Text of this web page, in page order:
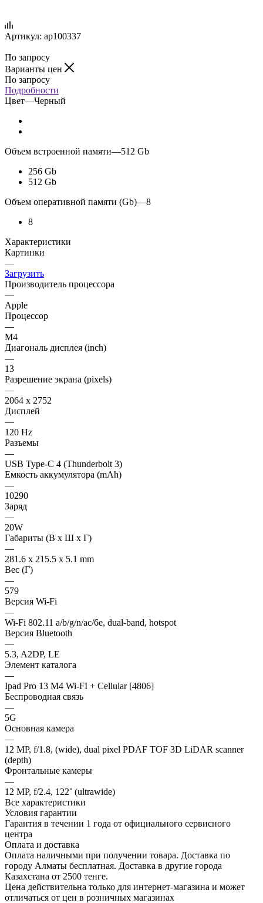
Артикул: ap100337
По запросу
Варианты цен
По запросу
Подробности
Цвет—Черный
Объем встроенной памяти—512 Gb
256 Gb
512 Gb
Объем оперативной памяти (Gb)—8
8
Характеристики
Картинки
—
Загрузить
Производитель процессора
—
Apple
Процессор
—
M4
Диагональ дисплея (inch)
—
13
Разрешение экрана (pixels)
—
2064 x 2752
Дисплей
—
120 Hz
Разъемы
—
USB Type-C 4 (Thunderbolt 3)
Емкость аккумулятора (mAh)
—
10290
Заряд
—
20W
Габариты (В х Ш х Г)
—
281.6 x 215.5 x 5.1 mm
Вес (Г)
—
579
Версия Wi-Fi
—
Wi-Fi 802.11 a/b/g/n/ac/6e, dual-band, hotspot
Версия Bluetooth
—
5.3, A2DP, LE
Элемент каталога
—
Ipad Pro 13 M4 Wi-FI + Cellular [4806]
Беспроводная связь
—
5G
Основная камера
—
12 MP, f/1.8, (wide), dual pixel PDAF TOF 3D LiDAR scanner
(depth)
Фронтальные камеры
—
12 MP, f/2.4, 122˚ (ultrawide)
Все характеристики
Условия гарантии
Гарантия в течении 1 года от официального сервисного
центра
Оплата и доставка
Оплата наличными при получении товара. Доставка по
городу Алматы бесплатная. Доставка в другие города
Казахстана от 2500 тенге.
Цена действительна только для интернет-магазина и может
отличаться от цен в розничных магазинах